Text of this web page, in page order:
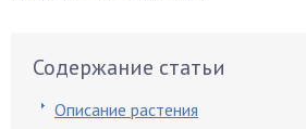
Содержание статьи
Описание растения